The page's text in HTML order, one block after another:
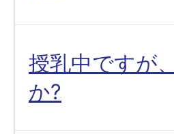
授乳中ですが
か?